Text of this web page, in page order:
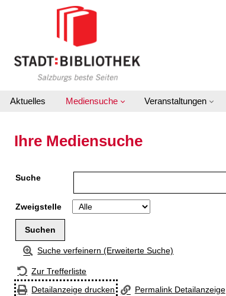
Zur Detailanzeige springen
Aktuelles Mediensuche Veranstaltungen
Ihre Mediensuche
Suche
Zweigstelle
Suche verfeinern (Erweiterte Suche)
Zur Trefferliste
Detailanzeige drucken
Permalink Detailanzeige